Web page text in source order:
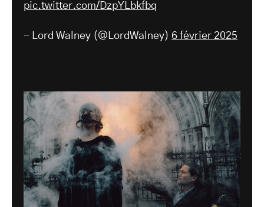
pic.twitter.com/DzpYLbkfbq
- Lord Walney (@LordWalney) 6 février 2025